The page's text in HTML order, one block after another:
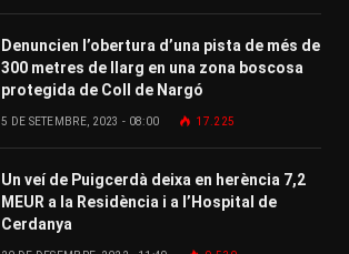
Denuncien l’obertura d’una pista de més de
300 metres de llarg en una zona boscosa
protegida de Coll de Nargó
5 DE SETEMBRE, 2023 - 08:00 17.225
Un veí de Puigcerdà deixa en herència 7,2
MEUR a la Residència i a l’Hospital de
Cerdanya